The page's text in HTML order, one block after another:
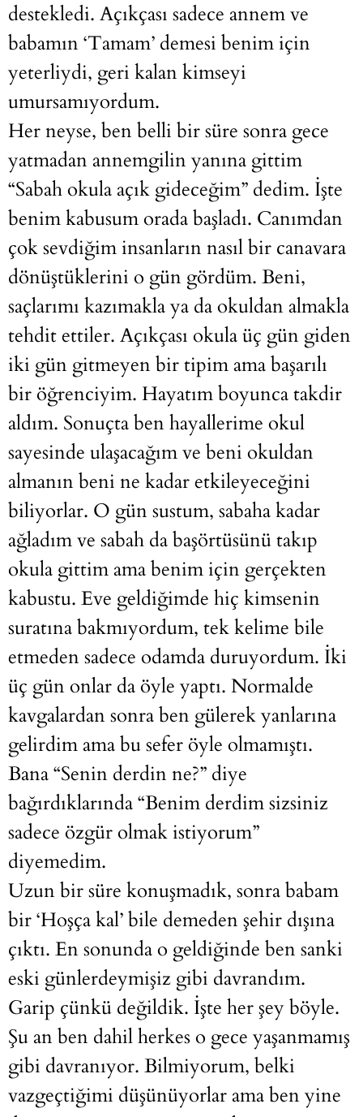
destekledi. Açıkçası sadece annem ve
babamın ‘Tamam’ demesi benim için
yeterliydi, geri kalan kimseyi
umursamıyordum.
Her neyse, ben belli bir süre sonra gece
yatmadan annemgilin yanına gittim
“Sabah okula açık gideceğim” dedim. İşte
benim kabusum orada başladı. Canımdan
çok sevdiğim insanların nasıl bir canavara
dönüştüklerini o gün gördüm. Beni,
saçlarımı kazımakla ya da okuldan almakla
tehdit ettiler. Açıkçası okula üç gün giden
iki gün gitmeyen bir tipim ama başarılı
bir öğrenciyim. Hayatım boyunca takdir
aldım. Sonuçta ben hayallerime okul
sayesinde ulaşacağım ve beni okuldan
almanın beni ne kadar etkileyeceğini
biliyorlar. O gün sustum, sabaha kadar
ağladım ve sabah da başörtüsünü takıp
okula gittim ama benim için gerçekten
kabustu. Eve geldiğimde hiç kimsenin
suratına bakmıyordum, tek kelime bile
etmeden sadece odamda duruyordum. İki
üç gün onlar da öyle yaptı. Normalde
kavgalardan sonra ben gülerek yanlarına
gelirdim ama bu sefer öyle olmamıştı.
Bana “Senin derdin ne?” diye
bağırdıklarında “Benim derdim sizsiniz
sadece özgür olmak istiyorum”
diyemedim.
Uzun bir süre konuşmadık, sonra babam
bir ‘Hoşça kal’ bile demeden şehir dışına
çıktı. En sonunda o geldiğinde ben sanki
eski günlerdeymişiz gibi davrandım.
Garip çünkü değildik. İşte her şey böyle.
Şu an ben dahil herkes o gece yaşanmamış
gibi davranıyor. Bilmiyorum, belki
vazgeçtiğimi düşünüyorlar ama ben yine